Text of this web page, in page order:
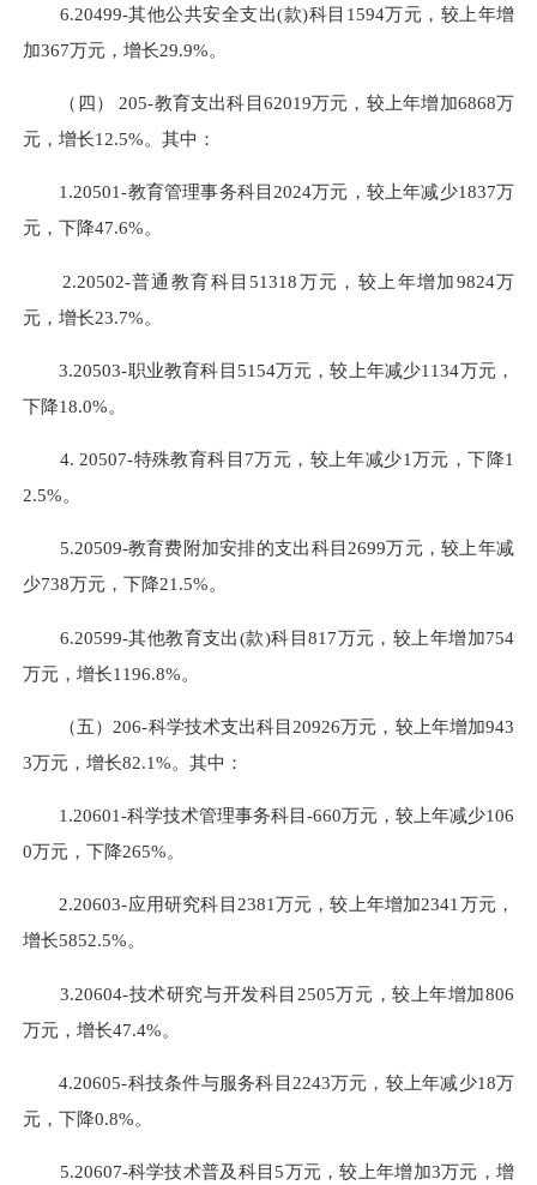
6.20499-其他公共安全支出(款)科目1594万元，较上年增
加367万元，增长29.9%。
（四） 205-教育支出科目62019万元，较上年增加6868万
元，增长12.5%。其中：
1.20501-教育管理事务科目2024万元，较上年减少1837万
元，下降47.6%。
2.20502-普通教育科目51318万元，较上年增加9824万
元，增长23.7%。
3.20503-职业教育科目5154万元，较上年减少1134万元，
下降18.0%。
4. 20507-特殊教育科目7万元，较上年减少1万元，下降1
2.5%。
5.20509-教育费附加安排的支出科目2699万元，较上年减
少738万元，下降21.5%。
6.20599-其他教育支出(款)科目817万元，较上年增加754
万元，增长1196.8%。
（五）206-科学技术支出科目20926万元，较上年增加943
3万元，增长82.1%。其中：
1.20601-科学技术管理事务科目-660万元，较上年减少106
0万元，下降265%。
2.20603-应用研究科目2381万元，较上年增加2341万元，
增长5852.5%。
3.20604-技术研究与开发科目2505万元，较上年增加806
万元，增长47.4%。
4.20605-科技条件与服务科目2243万元，较上年减少18万
元，下降0.8%。
5.20607-科学技术普及科目5万元，较上年增加3万元，增